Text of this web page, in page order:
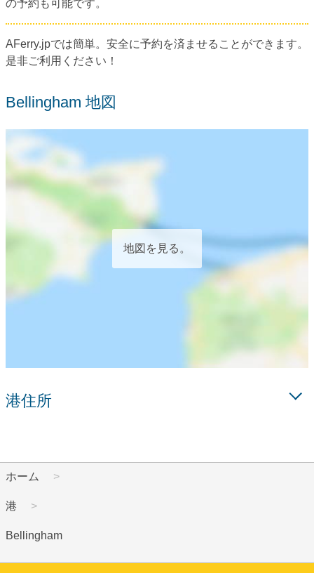
の予約も可能です。
AFerry.jpでは簡単。安全に予約を済ませることができます。
是非ご利用ください！
Bellingham 地図
地図を見る。
港住所
ホーム
港
Bellingham